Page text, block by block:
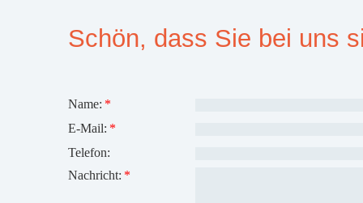
Schön, dass Sie bei uns
Name: *
E-Mail: *
Telefon:
Nachricht: *